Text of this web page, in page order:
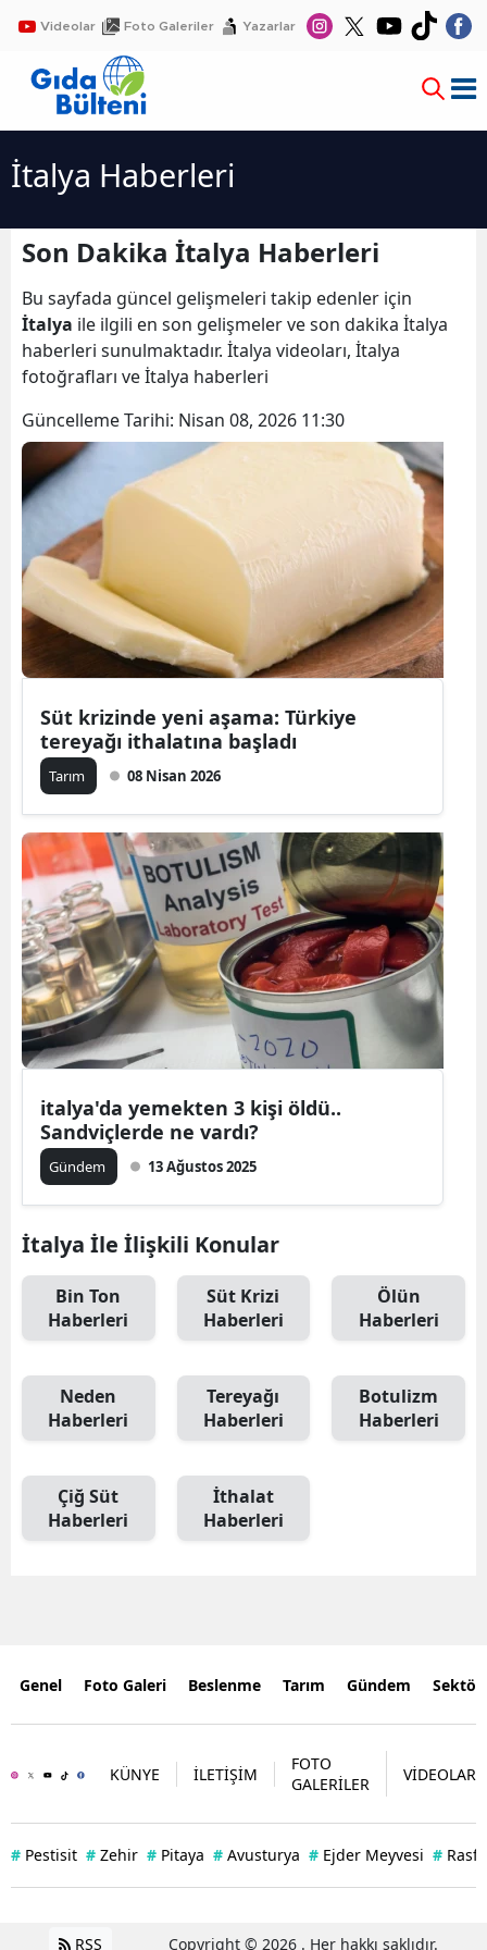
Videolar Foto Galeriler Yazarlar
İtalya Haberleri
Son Dakika İtalya Haberleri
Bu sayfada güncel gelişmeleri takip edenler için
İtalya ile ilgili en son gelişmeler ve son dakika İtalya
haberleri sunulmaktadır. İtalya videoları, İtalya
fotoğrafları ve İtalya haberleri
Güncelleme Tarihi: Nisan 08, 2026 11:30
Süt krizinde yeni aşama: Türkiye
tereyağı ithalatına başladı
Tarım 08 Nisan 2026
italya'da yemekten 3 kişi öldü..
Sandviçlerde ne vardı?
Gündem 13 Ağustos 2025
İtalya İle İlişkili Konular
Bin Ton
Haberleri
Süt Krizi
Haberleri
Ölün
Haberleri
Neden
Haberleri
Tereyağı
Haberleri
Botulizm
Haberleri
Çiğ Süt
Haberleri
İthalat
Haberleri
Genel Foto Galeri Beslenme Tarım Gündem
KÜNYE İLETİŞİM
FOTO
GALERİLER
VİDEOLAR
# Pestisit # Zehir # Pitaya # Avusturya # Ejder Meyvesi # Rasff
RSS Copyright © 2026 . Her hakkı saklıdır.